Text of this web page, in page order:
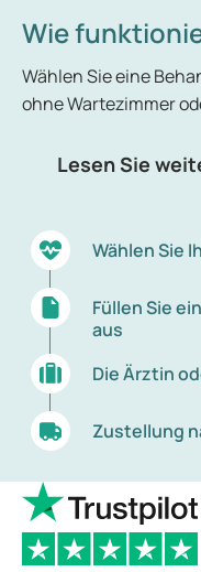
Wie
Wählen Sie eine
ohne Wartezimmer
Lesen Sie
Wählen Sie
Füllen Sie
aus
Die Ärztin
Zustellung